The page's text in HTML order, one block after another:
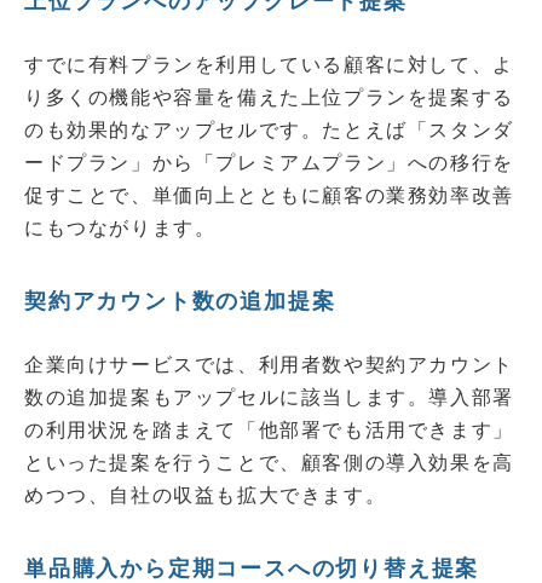
すでに有料プランを利用している顧客に対して、よ
り多くの機能や容量を備えた上位プランを提案する
のも効果的なアップセルです。たとえば「スタンダ
ードプラン」から「プレミアムプラン」への移行を
促すことで、単価向上とともに顧客の業務効率改善
にもつながります。
契約アカウント数の追加提案
企業向けサービスでは、利用者数や契約アカウント
数の追加提案もアップセルに該当します。導入部署
の利用状況を踏まえて「他部署でも活用できます」
といった提案を行うことで、顧客側の導入効果を高
めつつ、自社の収益も拡大できます。
単品購入から定期コースへの切り替え提案